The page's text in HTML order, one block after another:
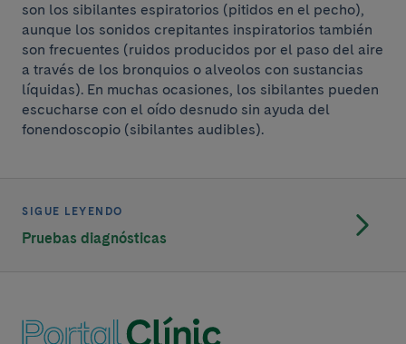
son los sibilantes espiratorios (pitidos en el pecho),
aunque los sonidos crepitantes inspiratorios también
son frecuentes (ruidos producidos por el paso del aire
a través de los bronquios o alveolos con sustancias
líquidas). En muchas ocasiones, los sibilantes pueden
escucharse con el oído desnudo sin ayuda del
fonendoscopio (sibilantes audibles).
SIGUE LEYENDO
Pruebas diagnósticas